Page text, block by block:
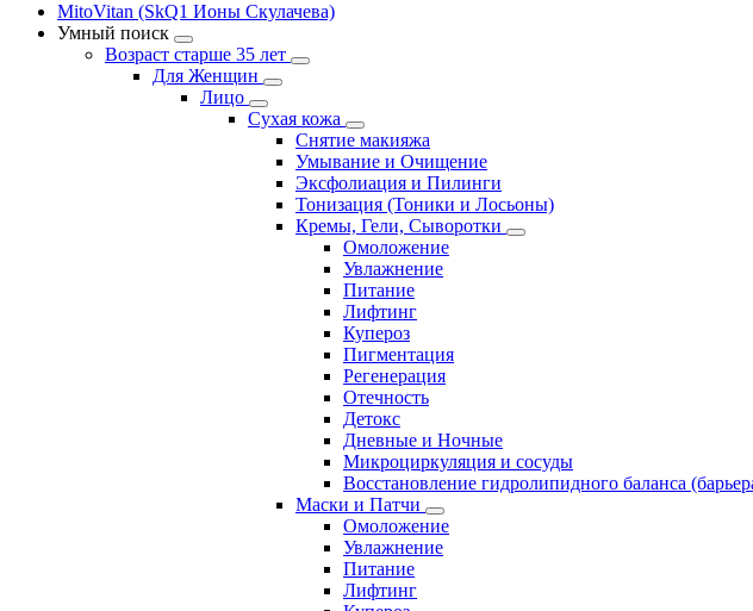
MitoVitan (SkQ1 Ионы Скулачева)
Умный поиск
Возраст старше 35 лет
Для Женщин
Лицо
Сухая кожа
Снятие макияжа
Умывание и Очищение
Эксфолиация и Пилинги
Тонизация (Тоники и Лосьоны)
Кремы, Гели, Сыворотки
Омоложение
Увлажнение
Питание
Лифтинг
Купероз
Пигментация
Регенерация
Отечность
Детокс
Дневные и Ночные
Микроциркуляция и сосуды
Восстановление гидролипидного баланса
Маски и Патчи
Омоложение
Увлажнение
Питание
Лифтинг